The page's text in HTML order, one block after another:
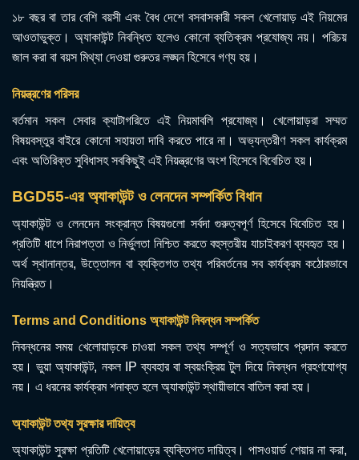
১৮ বছর বা তার বেশি বয়সী এবং বৈধ দেশে বসবাসকারী সকল খেলোয়াড় এই নিয়মের
আওতাভুক্ত। অ্যাকাউন্ট নিবন্ধিত হলেও কোনো ব্যতিক্রম প্রযোজ্য নয়। পরিচয়
জাল করা বা বয়স মিথ্যা দেওয়া গুরুতর লঙ্ঘন হিসেবে গণ্য হয়।
নিয়ন্ত্রণের পরিসর
বর্তমান সকল সেবার ক্যাটাগরিতে এই নিয়মাবলি প্রযোজ্য। খেলোয়াড়রা সম্মত
বিষয়বস্তুর বাইরে কোনো সহায়তা দাবি করতে পারে না। অভ্যন্তরীণ সকল কার্যক্রম
এবং অতিরিক্ত সুবিধাসহ সবকিছুই এই নিয়ন্ত্রণের অংশ হিসেবে বিবেচিত হয়।
BGD55-এর অ্যাকাউন্ট ও লেনদেন সম্পর্কিত বিধান
অ্যাকাউন্ট ও লেনদেন সংক্রান্ত বিষয়গুলো সর্বদা গুরুত্বপূর্ণ হিসেবে বিবেচিত হয়।
প্রতিটি ধাপে নিরাপত্তা ও নির্ভুলতা নিশ্চিত করতে বহুস্তরীয় যাচাইকরণ ব্যবহৃত হয়।
অর্থ স্থানান্তর, উত্তোলন বা ব্যক্তিগত তথ্য পরিবর্তনের সব কার্যক্রম কঠোরভাবে
নিয়ন্ত্রিত।
Terms and Conditions অ্যাকাউন্ট নিবন্ধন সম্পর্কিত
নিবন্ধনের সময় খেলোয়াড়কে চাওয়া সকল তথ্য সম্পূর্ণ ও সত্যভাবে প্রদান করতে
হয়। ভুয়া অ্যাকাউন্ট, নকল IP ব্যবহার বা স্বয়ংক্রিয় টুল দিয়ে নিবন্ধন গ্রহণযোগ্য
নয়। এ ধরনের কার্যক্রম শনাক্ত হলে অ্যাকাউন্ট স্থায়ীভাবে বাতিল করা হয়।
অ্যাকাউন্ট তথ্য সুরক্ষার দায়িত্ব
অ্যাকাউন্ট সুরক্ষা প্রতিটি খেলোয়াড়ের ব্যক্তিগত দায়িত্ব। পাসওয়ার্ড শেয়ার না করা,